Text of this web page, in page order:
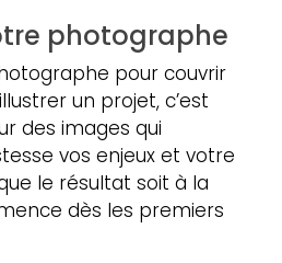
photographe
pour couvrir
un projet, c’est
des images qui
vos enjeux et votre
le résultat soit à la
dès les premiers